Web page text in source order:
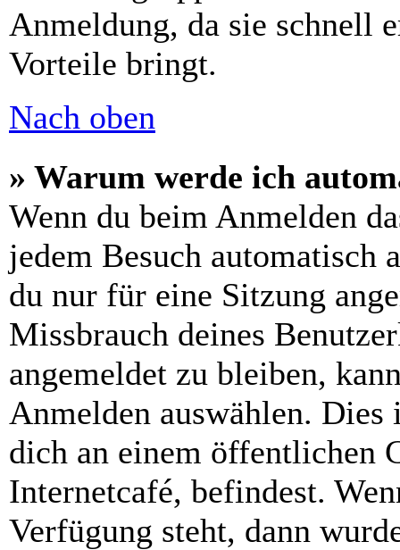
Anmeldung, da sie schnell
Vorteile bringt.
Nach oben
» Warum werde ich
Wenn du beim Anmelden
jedem Besuch automatisch
du nur für eine Sitzung
Missbrauch deines
angemeldet zu bleiben,
Anmelden auswählen.
dich an einem öffentlichen
Internetcafé, befindest.
Verfügung steht, dann